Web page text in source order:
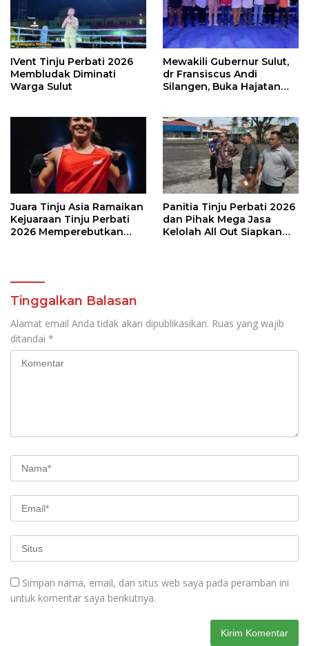
IVent Tinju Perbati 2026
Membludak Diminati
Warga Sulut
Mewakili Gubernur Sulut,
dr Fransiscus Andi
Silangen, Buka Hajatan
Wali Kota Manado
Juara Tinju Asia Ramaikan
Kejuaraan Tinju Perbati
2026 Memperebutkan
Panitia Tinju Perbati 2026
dan Pihak Mega Jasa
Kelolah All Out Siapkan
Tinggalkan Balasan
Alamat email Anda tidak akan dipublikasikan. Ruas yang wajib
ditandai *
Simpan nama, email, dan situs web saya pada peramban ini
untuk komentar saya berikutnya.